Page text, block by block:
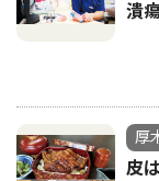
潰
厚
皮